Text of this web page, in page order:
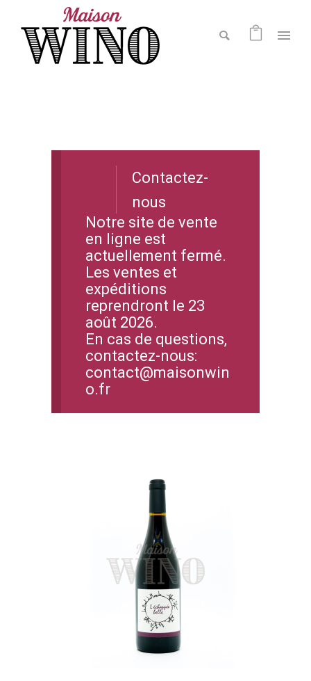
Contactez-
nous
Notre site de vente
en ligne est
actuellement fermé.
Les ventes et
expéditions
reprendront le 23
août 2026.
En cas de questions,
contactez-nous:
contact@maisonwin
o.fr